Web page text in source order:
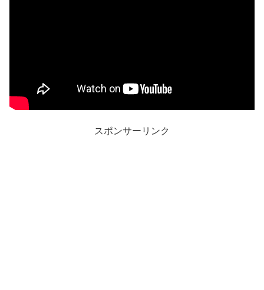
スポンサーリンク